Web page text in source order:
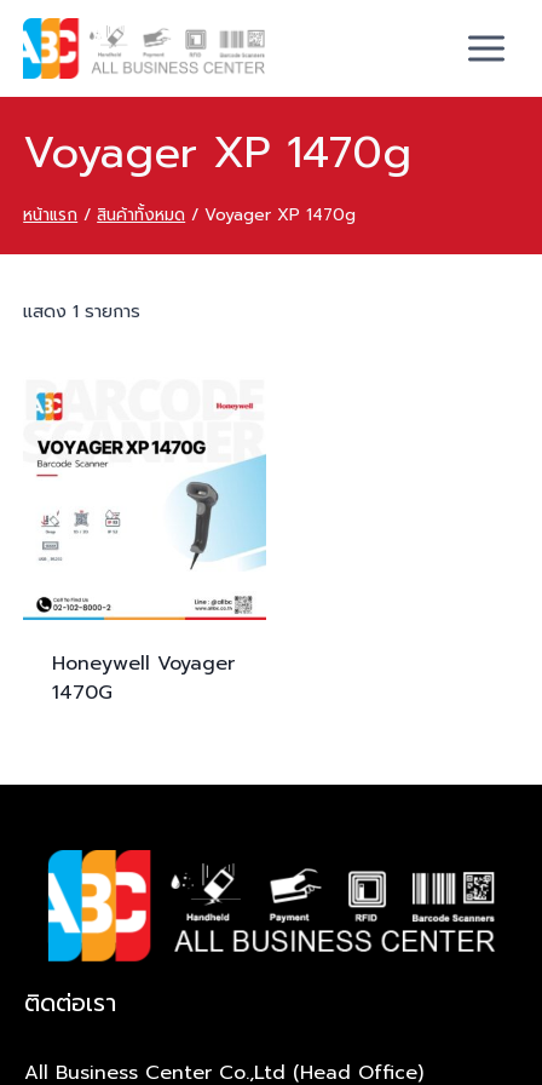
Voyager XP 1470g
หน้าแรก / สินค้าทั้งหมด / Voyager XP 1470g
แสดง 1 รายการ
Honeywell Voyager
1470G
ติดต่อเรา
All Business Center Co.,Ltd (Head Office)